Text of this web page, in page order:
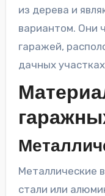
из дерева и
вариантом. Они
гаражей,
дачных
Металлические
стали или